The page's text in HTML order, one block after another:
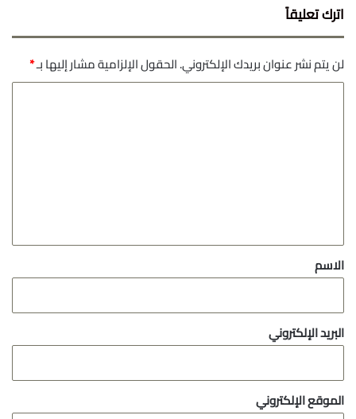
اترك تعليقاً
لن يتم نشر عنوان بريدك الإلكتروني.الحقول الإلزامية مشار إليها بـ*
*
الاسم
البريد الإلكتروني
الموقع الإلكتروني